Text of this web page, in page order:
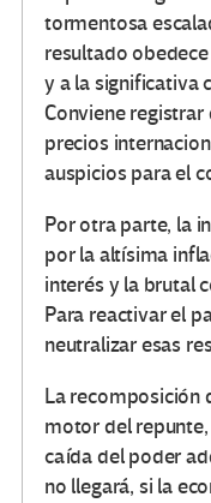
tormentosa
resultado
y a la significativa
Conviene
precios
auspicios para el
Por otra parte, la
por la altísima
interés y la brutal
Para reactivar el
neutralizar esas
La recomposición
motor del
caída del poder
no llegará, si la